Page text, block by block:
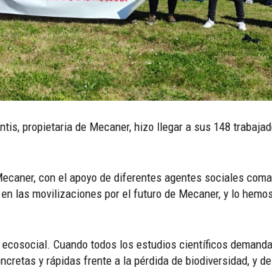
propietaria de Mecaner, hizo llegar a sus 148
con el apoyo de diferentes agentes sociales
las movilizaciones por el futuro de Mecaner, y lo
Cuando todos los estudios científicos
y rápidas frente a la pérdida de biodiversidad, y